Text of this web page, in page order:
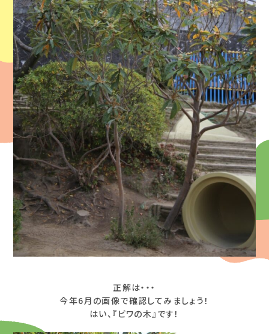
正解は・・・
今年6月の画像で確認してみましょう！
はい、『ビワの木』です！